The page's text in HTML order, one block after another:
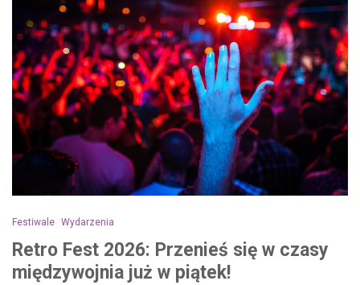
Festiwale Wydarzenia
Retro Fest 2026: Przenieś się w czasy
międzywojnia już w piątek!